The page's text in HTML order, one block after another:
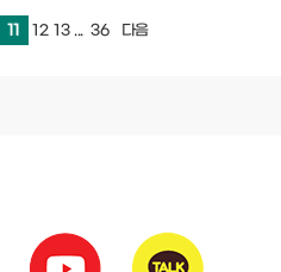
11 12 13 ... 36 다음